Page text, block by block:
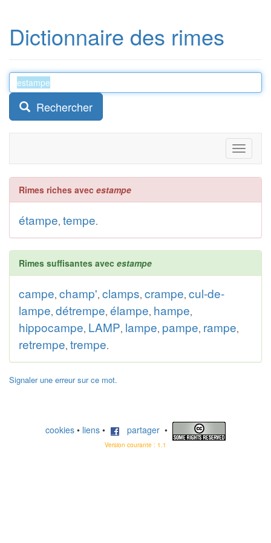
Dictionnaire des rimes
Rechercher
Toggle
Rimes riches avec estampe
étampe, tempe.
Rimes suffisantes avec estampe
campe, champ', clamps, crampe, cul-de-
lampe, détrempe, élampe, hampe,
hippocampe, LAMP, lampe, pampe, rampe,
retrempe, trempe.
Signaler une erreur sur ce mot.
cookies • liens • partager •
Version courante : 1.1